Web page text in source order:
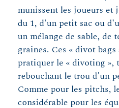
munissent les joueurs et
du 1, d'un petit sac ou
un mélange de sable, de
graines. Ces « divot bags
pratiquer le « divoting »,
rebouchant le trou d'un
Comme pour les pitchs,
considérable pour les